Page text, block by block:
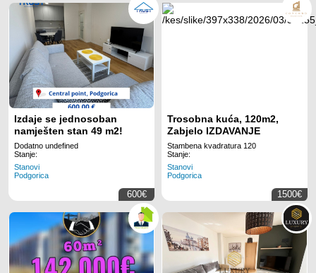
Izdaje se jednosoban
namješten stan 49 m2!
Dodatno undefined
Stanje:
Stanovi
Podgorica
600€
Trosobna kuća, 120m2,
Zabjelo IZDAVANJE
Stambena kvadratura 120
Stanje:
Stanovi
Podgorica
1500€